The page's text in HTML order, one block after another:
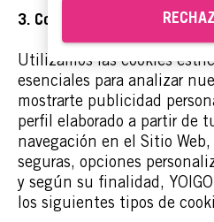
3. Cookies que utilizamos
Utilizamos las cookies
esenciales para analizar
mostrarte publicidad
perfil elaborado a partir de
navegación en el Sitio
seguras, opciones
y según su finalidad,
los siguientes tipos de